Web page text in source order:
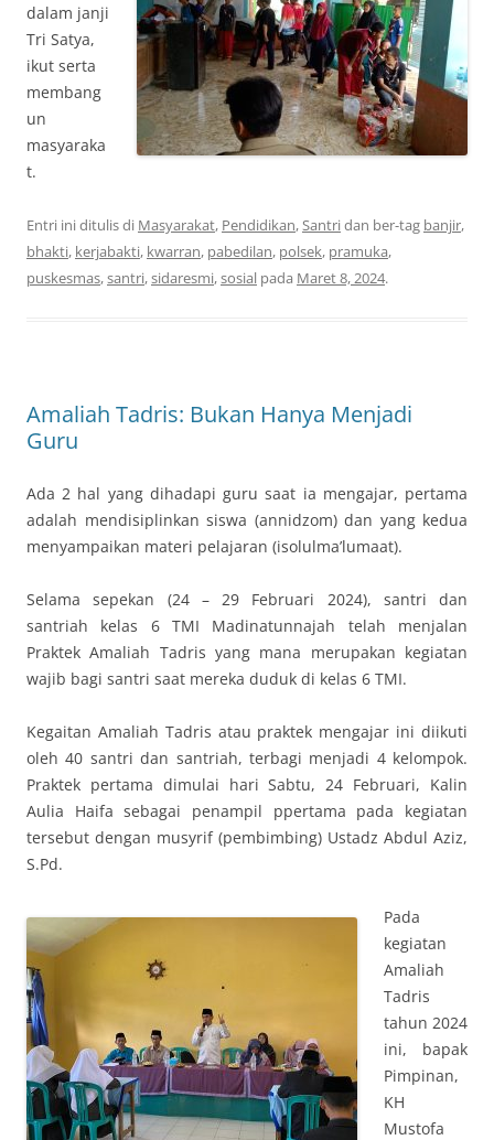
dalam janji
Tri Satya,
ikut serta
membang
un
masyaraka
t.
Entri ini ditulis di Masyarakat, Pendidikan,Santridan ber-tag banjir,
bhakti, kerjabakti, kwarran, pabedilan, polsek, pramuka,
puskesmas,santri,sidaresmi,sosial pada Maret 8, 2024.
Amaliah Tadris: Bukan Hanya Menjadi
Guru
Ada 2 hal yang dihadapi guru saat ia mengajar, pertama
adalah mendisiplinkan siswa (annidzom) dan yang kedua
menyampaikan materi pelajaran (isolulma’lumaat).
Selama sepekan (24 – 29 Februari 2024), santri dan
santriah kelas 6 TMI Madinatunnajah telah menjalan
Praktek Amaliah Tadris yang mana merupakan kegiatan
wajib bagi santri saat mereka duduk di kelas 6 TMI.
Kegaitan Amaliah Tadris atau praktek mengajar ini diikuti
oleh 40 santri dan santriah, terbagi menjadi 4 kelompok.
Praktek pertama dimulai hari Sabtu, 24 Februari, Kalin
Aulia Haifa sebagai penampil ppertama pada kegiatan
tersebut dengan musyrif (pembimbing) Ustadz Abdul Aziz,
S.Pd.
Pada
kegiatan
Amaliah
Tadris
tahun 2024
ini, bapak
Pimpinan,
KH
Mustofa